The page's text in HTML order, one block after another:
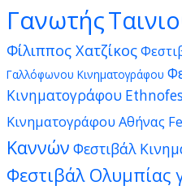
Γανωτής
Φίλιππος Χατζίκος
Γαλλόφωνου Κινηματογράφου
Κινηματογράφου
Κινηματογράφου Αθήνας
Καννών Φεστιβάλ
Φεστιβάλ Ολυμπίας